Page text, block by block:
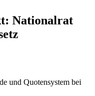
Nationalrat
und Quotensystem bei